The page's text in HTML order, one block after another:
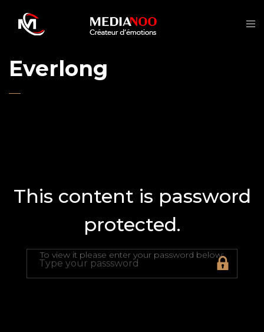
Everlong
This content is password
protected.
To view it please enter your password below: